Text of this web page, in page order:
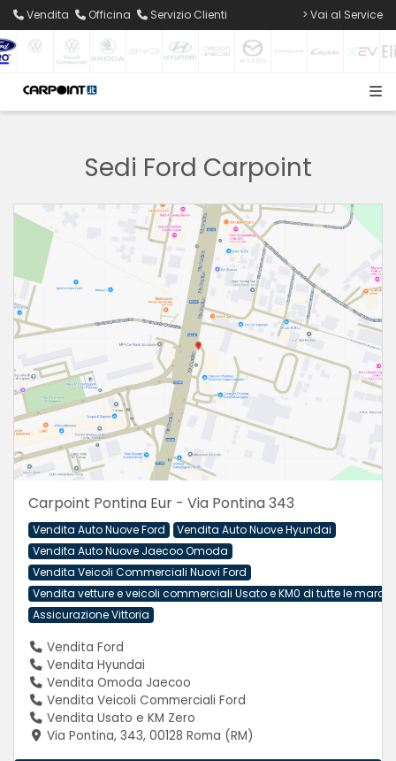
Vendita Officina Servizio Clienti > Vai al Service
Sedi Ford Carpoint
Carpoint Pontina Eur - Via Pontina 343
Vendita Auto Nuove Ford
Vendita Auto Nuove Hyundai
Vendita Auto Nuove Jaecoo Omoda
Vendita Veicoli Commerciali Nuovi Ford
Vendita vetture e veicoli commerciali Usato e KM0 di tutte le
Assicurazione Vittoria
Vendita Ford
Vendita Hyundai
Vendita Omoda Jaecoo
Vendita Veicoli Commerciali Ford
Vendita Usato e KM Zero
Via Pontina, 343, 00128 Roma (RM)